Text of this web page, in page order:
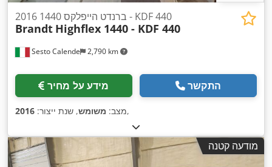
Sesto Calende 2,790 km
2016 ברנדט הייפלקס 1440 - KDF 440
Brandt Highflex 1440 - KDF 440
מידע על מחיר התקשר
מצב: משומש, שנת ייצור: 2016 ,
מודעה קטנה